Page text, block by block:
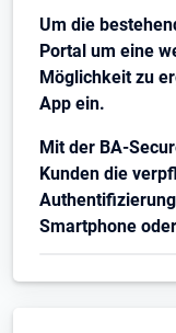
Um die
Portal um eine
Möglichkeit zu
App ein.
Mit der BA-
Kunden die
Smartphone